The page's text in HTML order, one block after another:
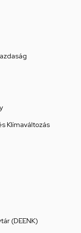
Klímaváltozás
(DEENK)